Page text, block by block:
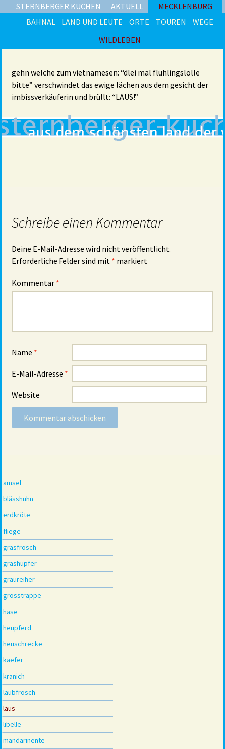
STERNBERGER KUCHEN AKTUELL
MECKLENBURG
BAHNAL
LAND UND LEUTE ORTE TOUREN
WEGE
WILDLEBEN
gehn welche zum vietnamesen: “dlei mal flühlingslolle
bitte” verschwindet das ewige lächen aus dem gesicht der
imbissverkäuferin und brüllt: “LAUS!”
Schreibe einen Kommentar
Deine E-Mail-Adresse wird nicht veröffentlicht.
Erforderliche Felder sind mit * markiert
Kommentar *
Name *
E-Mail-Adresse *
Website
amsel
blässhuhn
erdkröte
fliege
grasfrosch
grashüpfer
graureiher
grosstrappe
hase
heupferd
heuschrecke
kaefer
kranich
laubfrosch
laus
libelle
mandarinente